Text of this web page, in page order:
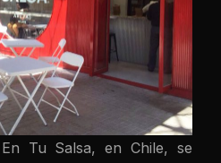
Tu Salsa, en Chile, se